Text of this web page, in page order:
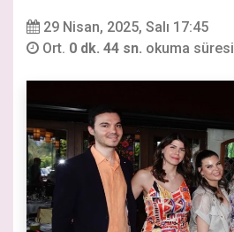
29 Nisan, 2025, Salı 17:45
Ort. 0 dk. 44 sn. okuma süresi